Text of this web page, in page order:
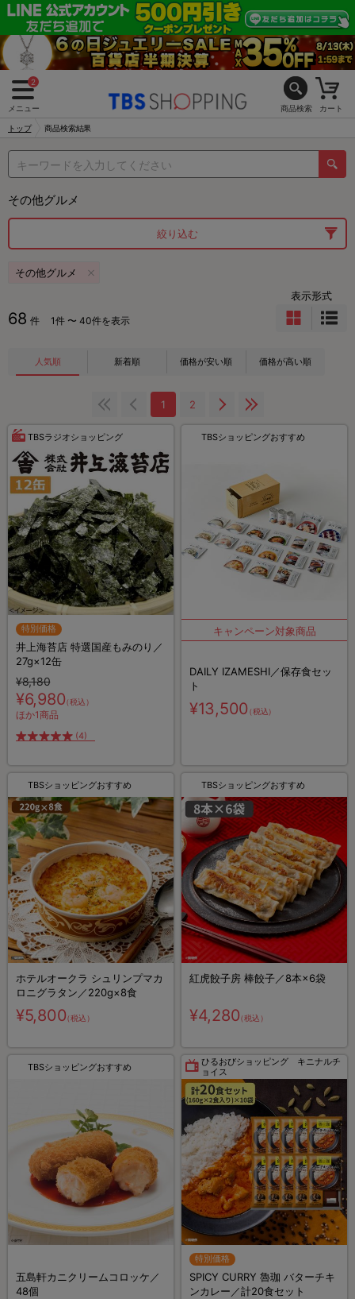
2
メニュー 商品検索 カート
トップ 商品検索結果
その他グルメ
絞り込む
その他グルメ
68 件 1件 〜 40件を表示
表示形式
人気順 新着順 価格が安い順 価格が高い順
1 2
TBSラジオショッピング
特別価格
井上海苔店 特選国産もみのり／
27g×12缶
¥8,180
¥6,980（税込）
ほか1商品
(4)
TBSショッピングおすすめ
DAILY IZAMESHI／保存食セッ
ト
¥13,500（税込）
TBSショッピングおすすめ
ホテルオークラ シュリンプマカ
ロニグラタン／220g×8食
¥5,800（税込）
TBSショッピングおすすめ
紅虎餃子房 棒餃子／8本×6袋
¥4,280（税込）
TBSショッピングおすすめ
五島軒カニクリームコロッケ／
48個
ひるおびショッピング キニナルチ
ョイス
特別価格
SPICY CURRY 魯珈 バターチキ
ンカレー／計20食セット